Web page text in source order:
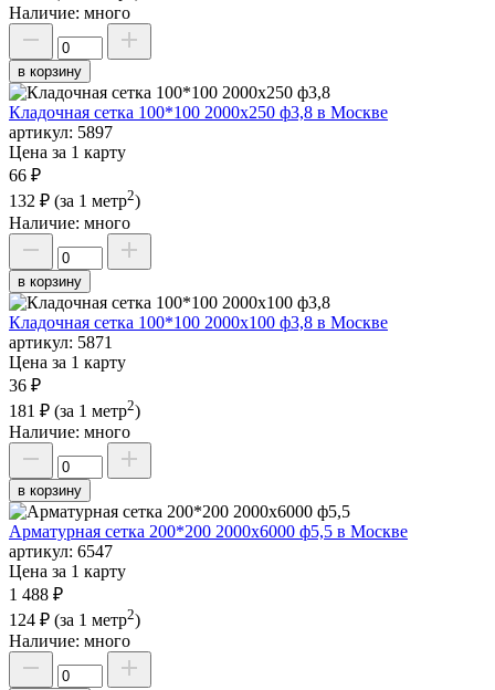
Наличие: много
в корзину
Кладочная сетка 100*100 2000х250 ф3,8 в Москве
артикул: 5897
Цена за 1 карту
66 ₽
132 ₽ (за 1 метр2)
Наличие: много
в корзину
Кладочная сетка 100*100 2000х100 ф3,8 в Москве
артикул: 5871
Цена за 1 карту
36 ₽
181 ₽ (за 1 метр2)
Наличие: много
в корзину
Арматурная сетка 200*200 2000х6000 ф5,5 в Москве
артикул: 6547
Цена за 1 карту
1 488 ₽
124 ₽ (за 1 метр2)
Наличие: много